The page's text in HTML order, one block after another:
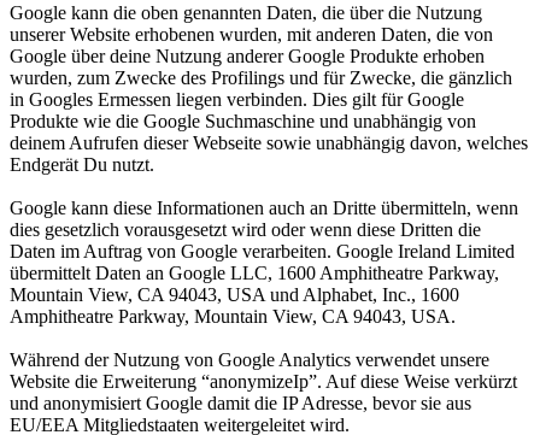
Google kann die oben genannten Daten, die über die Nutzung
unserer Website erhobenen wurden, mit anderen Daten, die von
Google über deine Nutzung anderer Google Produkte erhoben
wurden, zum Zwecke des Profilings und für Zwecke, die gänzlich
in Googles Ermessen liegen verbinden. Dies gilt für Google
Produkte wie die Google Suchmaschine und unabhängig von
deinem Aufrufen dieser Webseite sowie unabhängig davon, welches
Endgerät Du nutzt.
Google kann diese Informationen auch an Dritte übermitteln, wenn
dies gesetzlich vorausgesetzt wird oder wenn diese Dritten die
Daten im Auftrag von Google verarbeiten. Google Ireland Limited
übermittelt Daten an Google LLC, 1600 Amphitheatre Parkway,
Mountain View, CA 94043, USA und Alphabet, Inc., 1600
Amphitheatre Parkway, Mountain View, CA 94043, USA.
Während der Nutzung von Google Analytics verwendet unsere
Website die Erweiterung “anonymizeIp”. Auf diese Weise verkürzt
und anonymisiert Google damit die IP Adresse, bevor sie aus
EU/EEA Mitgliedstaaten weitergeleitet wird.